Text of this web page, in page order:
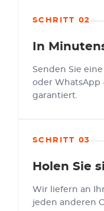
SCHRITT 02
In
Senden Sie
oder WhatsApp
garantiert.
SCHRITT 03
Holen Sie
Wir liefern an
jeden anderen